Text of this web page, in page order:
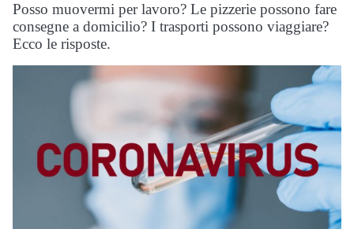
Posso muovermi per lavoro? Le pizzerie possono fare
consegne a domicilio? I trasporti possono viaggiare?
Ecco le risposte.